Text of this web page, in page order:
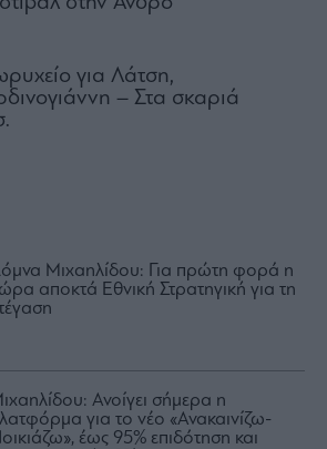
Μιχαηλίδου: Για πρώτη φορά η
αποκτά Εθνική Στρατηγική για τη
Ανοίγει σήμερα η
για το νέο «Ανακαινίζω-
έως 95% επιδότηση και
για Λάτση,
– Στα σκαριά